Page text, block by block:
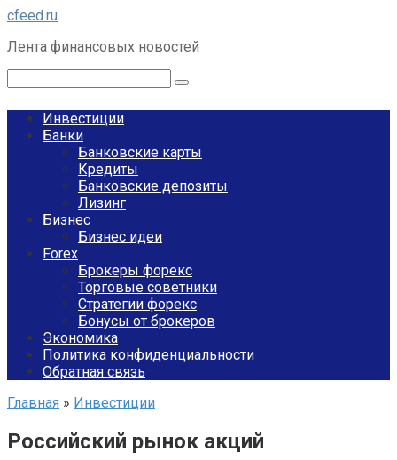
Перейти
контенту
cfeed.ru
Лента финансовых новостей
Инвестиции
Банки
Банковские карты
Кредиты
Банковские депозиты
Лизинг
Бизнес
Бизнес идеи
Forex
Брокеры форекс
Торговые советники
Стратегии форекс
Бонусы от брокеров
Экономика
Политика конфиденциальности
Обратная связь
Главная » Инвестиции
Российский рынок акций